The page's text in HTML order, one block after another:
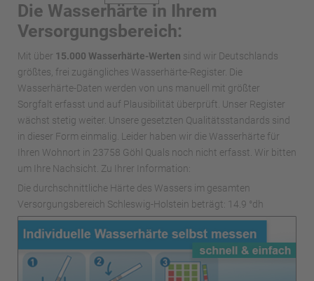
Die Wasserhärte in Ihrem
Versorgungsbereich:
Mit über 15.000 Wasserhärte-Werten sind wir Deutschlands
größtes, frei zugängliches Wasserhärte-Register. Die
Wasserhärte-Daten werden von uns manuell mit größter
Sorgfalt erfasst und auf Plausibilität überprüft. Unser Register
wächst stetig weiter. Unsere gesetzten Qualitätsstandards sind
in dieser Form einmalig. Leider haben wir die Wasserhärte für
Ihren Wohnort in 23758 Göhl Quals noch nicht erfasst. Wir bitten
um Ihre Nachsicht. Zu Ihrer Information:
Die durchschnittliche Härte des Wassers im gesamten
Versorgungsbereich Schleswig-Holstein beträgt: 14.9 °dh